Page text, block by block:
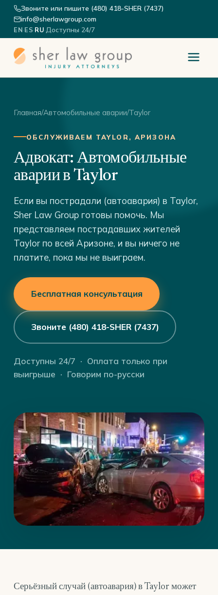
Звоните или пишите (480) 418-SHER (7437)
info@sherlawgroup.com
EN·ES·RU·Доступны 24/7
Главная/Автомобильные аварии/Taylor
ОБСЛУЖИВАЕМ TAYLOR, АРИЗОНА
Адвокат: Автомобильные
аварии в Taylor
Если вы пострадали (автоавария) в Taylor,
Sher Law Group готовы помочь. Мы
представляем пострадавших жителей
Taylor по всей Аризоне, и вы ничего не
платите, пока мы не выиграем.
Бесплатная консультация
Звоните (480) 418-SHER (7437)
Доступны 24/7 · Оплата только при
выигрыше · Говорим по-русски
Серьёзный случай (автоавария) в Taylor может